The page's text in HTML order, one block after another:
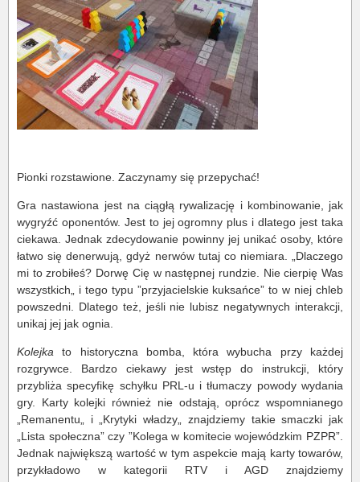
Pionki rozstawione. Zaczynamy się przepychać!
Gra nastawiona jest na ciągłą rywalizację i kombinowanie, jak
wygryźć oponentów. Jest to jej ogromny plus i dlatego jest taka
ciekawa. Jednak zdecydowanie powinny jej unikać osoby, które
łatwo się denerwują, gdyż nerwów tutaj co niemiara. „Dlaczego
mi to zrobiłeś? Dorwę Cię w następnej rundzie. Nie cierpię Was
wszystkich„ i tego typu ”przyjacielskie kuksańce” to w niej chleb
powszedni. Dlatego też, jeśli nie lubisz negatywnych interakcji,
unikaj jej jak ognia.
Kolejka to historyczna bomba, która wybucha przy każdej
rozgrywce. Bardzo ciekawy jest wstęp do instrukcji, który
przybliża specyfikę schyłku PRL-u i tłumaczy powody wydania
gry. Karty kolejki również nie odstają, oprócz wspomnianego
„Remanentu„ i „Krytyki władzy„ znajdziemy takie smaczki jak
„Lista społeczna” czy ”Kolega w komitecie wojewódzkim PZPR”.
Jednak największą wartość w tym aspekcie mają karty towarów,
przykładowo w kategorii RTV i AGD znajdziemy